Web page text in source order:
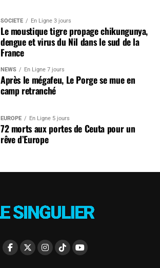
SOCIÉTÉ En Ligne 3 jours
Le moustique tigre propage chikungunya,
dengue et virus du Nil dans le sud de la
France
NEWS En Ligne 7 jours
Après le mégafeu, Le Porge se mue en
camp retranché
EUROPE En Ligne 5 jours
72 morts aux portes de Ceuta pour un
rêve d’Europe